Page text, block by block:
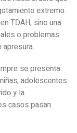
extremo.
TDAH, sino una
o problemas
se presenta
adolescentes
y la
casos pasan